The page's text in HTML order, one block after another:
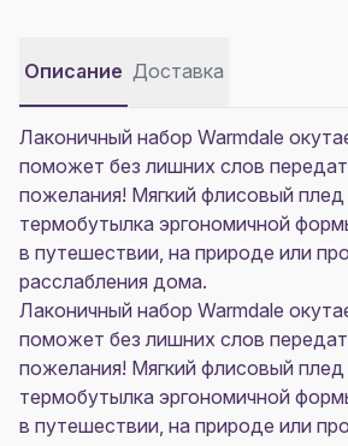
Описание Доставка
Лаконичный набор Warmdale
поможет без лишних слов
пожелания! Мягкий флисовый плед
термобутылка эргономичной
в путешествии, на природе или
расслабления дома.
Лаконичный набор Warmdale
поможет без лишних слов
пожелания! Мягкий флисовый плед
термобутылка эргономичной
в путешествии, на природе или